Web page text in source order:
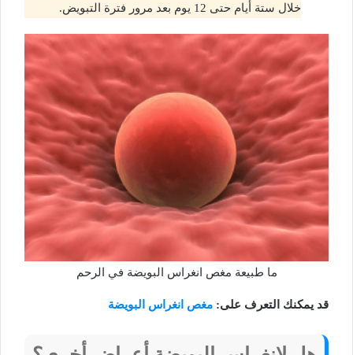
خلال ستة أيام حتى 12 يوم بعد مرور فترة التبويض.
ما طبيعة مغص انغراس البويضة في الرحم
قد يمكنك التعرف على: مغص انغراس البويضة